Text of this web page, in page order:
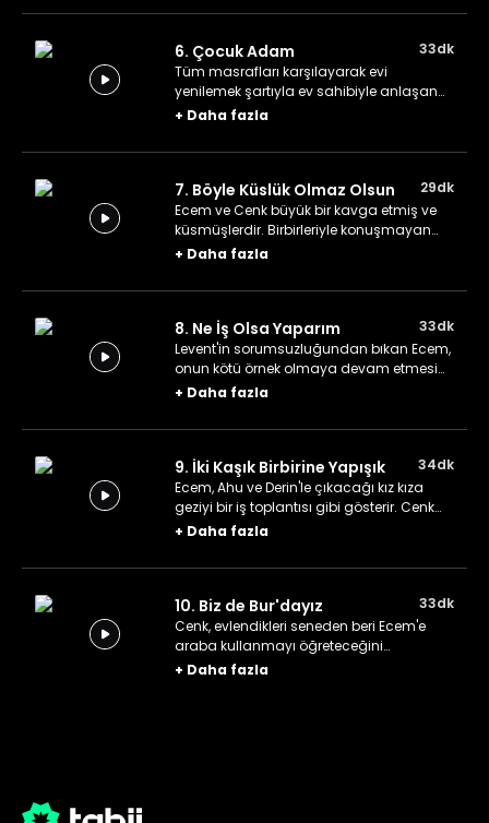
apartmandan ayrılmasını istemeyen
gelin adayı bulur.
6. Çocuk Adam
33dk
Tüm masrafları karşılayarak evi
yenilemek şartıyla ev sahibiyle anlaşan
Levent, bu sırada da kalacak bir yeri
Fakat Ecem ve Cenk, Levent'in evine
+ Daha fazla
7. Böyle Küslük Olmaz Olsun
29dk
Ecem ve Cenk büyük bir kavga etmiş ve
küsmüşlerdir. Birbirleriyle konuşmayan
çift, haberleşmeyi arkadaşlarının
ceremesini de Derin, Ahu ve Levent çeker.
+ Daha fazla
8. Ne İş Olsa Yaparım
33dk
Levent'in sorumsuzluğundan bıkan Ecem,
onun kötü örnek olmaya devam etmesi
hâlinde Cenk'le boşanacaklarından
önüne gelen her işe "evet" der.
+ Daha fazla
9. İki Kaşık Birbirine Yapışık
34dk
Ecem, Ahu ve Derin'le çıkacağı kız kıza
geziyi bir iş toplantısı gibi gösterir. Cenk
bunu bir davet olarak algılar ve onunla
aynı gün için ayarladığı maç biletindedir.
+ Daha fazla
10. Biz de Bur'dayız
33dk
Cenk, evlendikleri seneden beri Ecem'e
araba kullanmayı öğreteceğini
söylemektedir. Ecem en sonunda Cenk'i
+ Daha fazla